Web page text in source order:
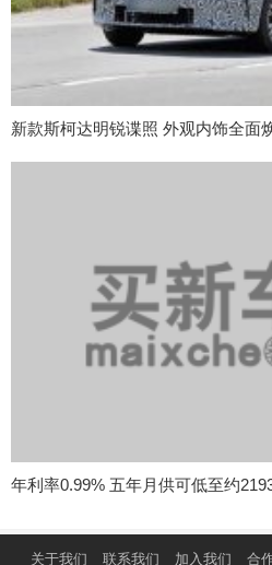
新款斯柯达明锐谍照 外观内饰全面
年利率0.99% 五年月供可低至约
关于我们 联系我们 加入我们 合